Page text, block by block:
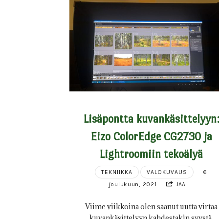
Lisäpontta kuvankäsittelyyn:
Eizo ColorEdge CG2730 ja
Lightroomiin tekoälyä
TEKNIIKKA VALOKUVAUS
6
joulukuun, 2021
JAA
Viime viikkoina olen saanut uutta virtaa